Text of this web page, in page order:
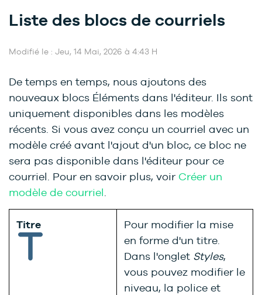
Liste des blocs de courriels
Modifié le : Jeu, 14 Mai, 2026 à 4:43 H
De temps en temps, nous ajoutons des
nouveaux blocs Éléments dans l'éditeur. Ils sont
uniquement disponibles dans les modèles
récents. Si vous avez conçu un courriel avec un
modèle créé avant l'ajout d'un bloc, ce bloc ne
sera pas disponible dans l'éditeur pour ce
courriel. Pour en savoir plus, voir Créer un
modèle de courriel.
Titre
Pour modifier la mise
en forme d'un titre.
Dans l'onglet Styles,
vous pouvez modifier le
niveau, la police et